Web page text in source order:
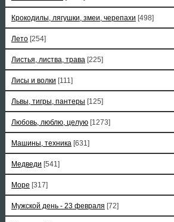
Крокодилы, лягушки, змеи, черепахи [498]
Лето [254]
Листья, листва, трава [225]
Лисы и волки [111]
Львы, тигры, пантеры [125]
Любовь, люблю, целую [1273]
Машины, техника [631]
Медведи [541]
Море [317]
Мужской день - 23 февраля [72]